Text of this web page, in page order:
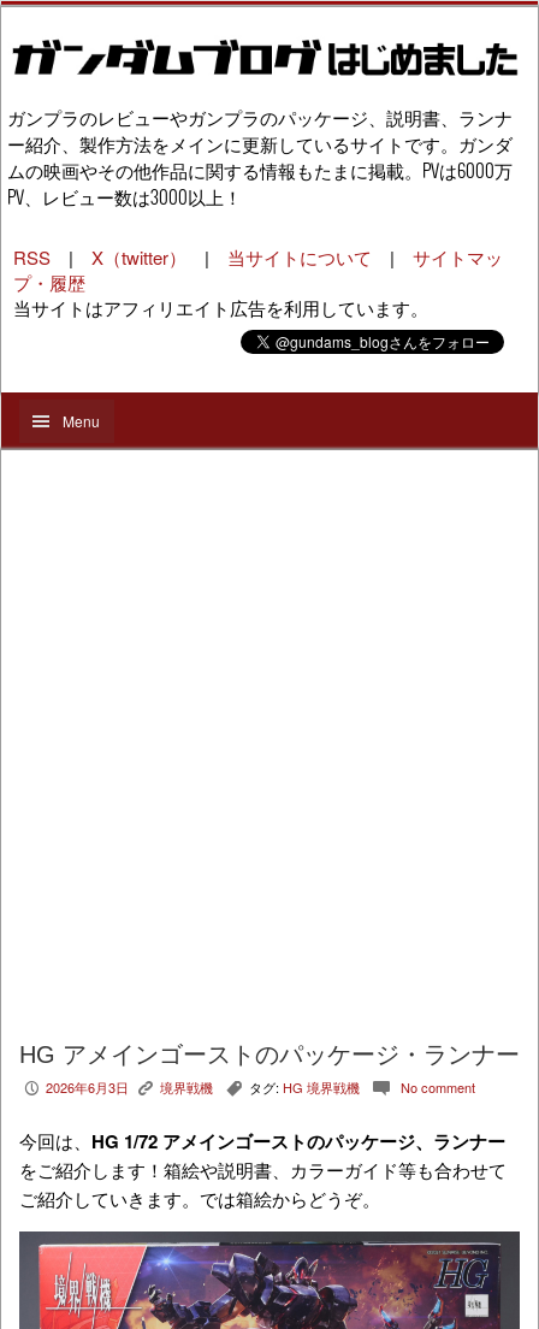
ガンプラのレビューやガンプラのパッケージ、説明書、ランナ
ー紹介、製作方法をメインに更新しているサイトです。ガンダ
ムの映画やその他作品に関する情報もたまに掲載。PVは6000万
PV、レビュー数は3000以上！
RSS | X（twitter） | 当サイトについて | サイトマッ
プ・履歴
当サイトはアフィリエイト広告を利用しています。
Menu
HG アメインゴーストのパッケージ・ランナー
P 2026年6月3日 K 境界戦機 , タグ: HG 境界戦機 c No comment
今回は、 HG 1/72 アメインゴーストのパッケージ、ランナー
をご紹介します！箱絵や説明書、カラーガイド等も合わせて
ご紹介していきます。では箱絵からどうぞ。